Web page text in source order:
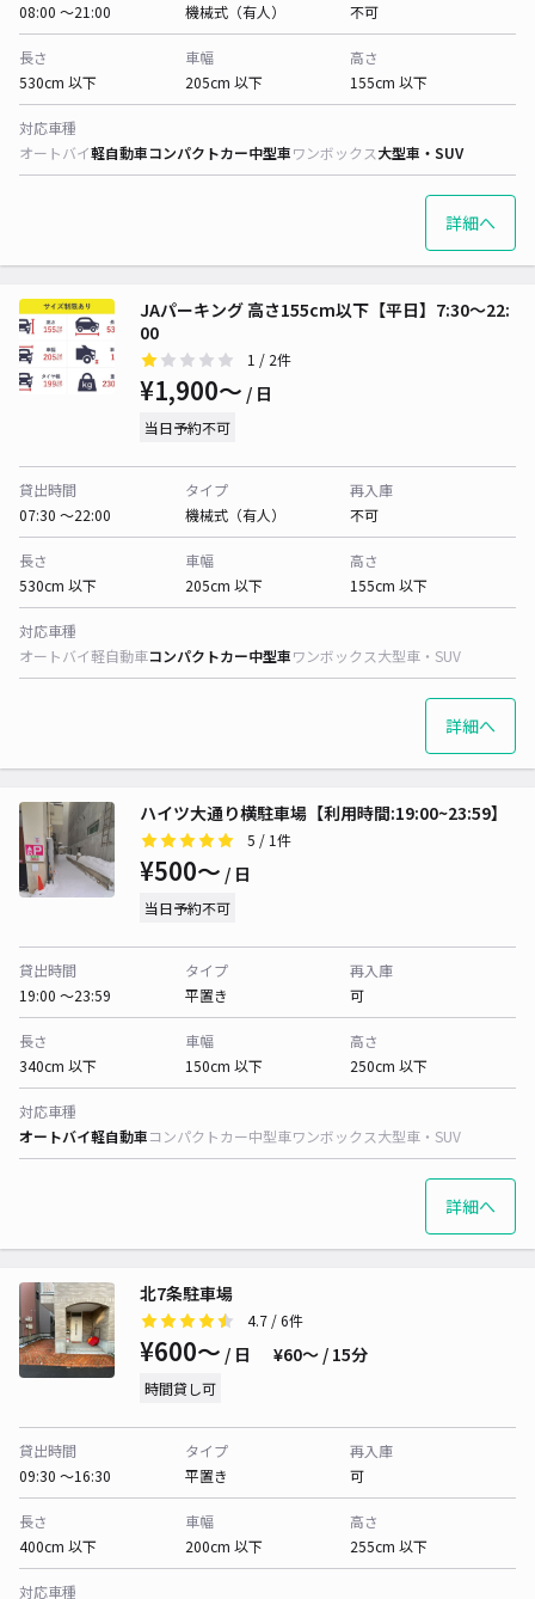
08:00 〜21:00
機械式（有人）
不可
長さ
530cm 以下
車幅
205cm 以下
高さ
155cm 以下
対応車種
オートバイ軽自動車コンパクトカー中型車ワンボックス大型車・SUV
詳細へ
JAパーキング 高さ155cm以下【平日】7:30～22:
00
1 / 2件
¥1,900〜 / 日
当日予約不可
貸出時間
07:30 〜22:00
タイプ
機械式（有人）
再入庫
不可
長さ
530cm 以下
車幅
205cm 以下
高さ
155cm 以下
対応車種
オートバイ軽自動車コンパクトカー中型車ワンボックス大型車・SUV
詳細へ
ハイツ大通り横駐車場【利用時間:19:00~23:59】
5 / 1件
¥500〜 / 日
当日予約不可
貸出時間
19:00 〜23:59
タイプ
平置き
再入庫
可
長さ
340cm 以下
車幅
150cm 以下
高さ
250cm 以下
対応車種
オートバイ軽自動車コンパクトカー中型車ワンボックス大型車・SUV
詳細へ
北7条駐車場
4.7 / 6件
¥600〜 / 日 ¥60〜 / 15分
時間貸し可
貸出時間
09:30 〜16:30
タイプ
平置き
再入庫
可
長さ
400cm 以下
車幅
200cm 以下
高さ
255cm 以下
対応車種